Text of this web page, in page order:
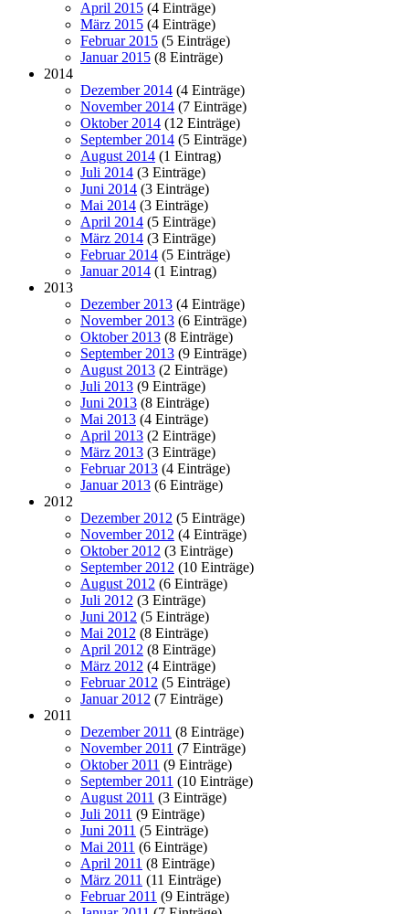
April 2015 (4 Einträge)
März 2015 (4 Einträge)
Februar 2015 (5 Einträge)
Januar 2015 (8 Einträge)
2014
Dezember 2014 (4 Einträge)
November 2014 (7 Einträge)
Oktober 2014 (12 Einträge)
September 2014 (5 Einträge)
August 2014 (1 Eintrag)
Juli 2014 (3 Einträge)
Juni 2014 (3 Einträge)
Mai 2014 (3 Einträge)
April 2014 (5 Einträge)
März 2014 (3 Einträge)
Februar 2014 (5 Einträge)
Januar 2014 (1 Eintrag)
2013
Dezember 2013 (4 Einträge)
November 2013 (6 Einträge)
Oktober 2013 (8 Einträge)
September 2013 (9 Einträge)
August 2013 (2 Einträge)
Juli 2013 (9 Einträge)
Juni 2013 (8 Einträge)
Mai 2013 (4 Einträge)
April 2013 (2 Einträge)
März 2013 (3 Einträge)
Februar 2013 (4 Einträge)
Januar 2013 (6 Einträge)
2012
Dezember 2012 (5 Einträge)
November 2012 (4 Einträge)
Oktober 2012 (3 Einträge)
September 2012 (10 Einträge)
August 2012 (6 Einträge)
Juli 2012 (3 Einträge)
Juni 2012 (5 Einträge)
Mai 2012 (8 Einträge)
April 2012 (8 Einträge)
März 2012 (4 Einträge)
Februar 2012 (5 Einträge)
Januar 2012 (7 Einträge)
2011
Dezember 2011 (8 Einträge)
November 2011 (7 Einträge)
Oktober 2011 (9 Einträge)
September 2011 (10 Einträge)
August 2011 (3 Einträge)
Juli 2011 (9 Einträge)
Juni 2011 (5 Einträge)
Mai 2011 (6 Einträge)
April 2011 (8 Einträge)
März 2011 (11 Einträge)
Februar 2011 (9 Einträge)